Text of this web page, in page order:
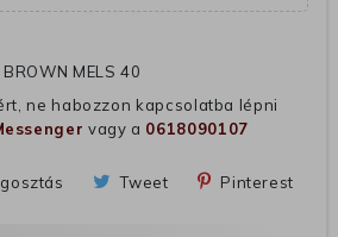
MELS 40
ne habozzon kapcsolatba lépni
vagy a 0618090107
Tweet Pinterest